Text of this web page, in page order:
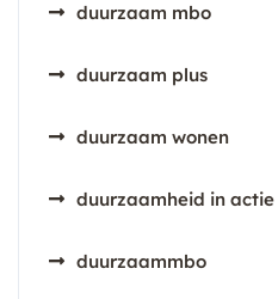
duurzaam mbo
duurzaam plus
duurzaam wonen
duurzaamheid in actie
duurzaammbo